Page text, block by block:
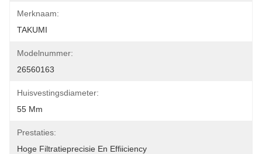
Merknaam:
TAKUMI
Modelnummer:
26560163
Huisvestingsdiameter:
55 Mm
Prestaties:
Hoge Filtratieprecisie En Effiiciency